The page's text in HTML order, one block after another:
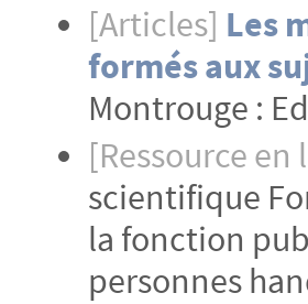
[Articles] Les
formés aux
Montrouge :
[Ressource en
scientifique
la fonction
personnes